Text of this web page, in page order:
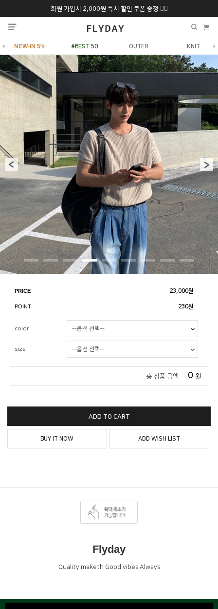
회원 가입시 2,000원 즉시 할인 쿠폰 증정 ❤️‍🔥
추석 특별 할인 10~20% 9/6 화 ~ 9/12월
NEW-IN 5% #BEST 50 OUTER KNIT
PRICE 23,000원
POINT 230원
color
size
총 상품 금액 0 원
ADD TO CART
BUY IT NOW ADD WISH LIST
Flyday
Quality maketh Good vibes Always